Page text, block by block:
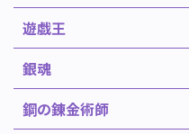
遊戯王
銀魂
鋼の錬金術師